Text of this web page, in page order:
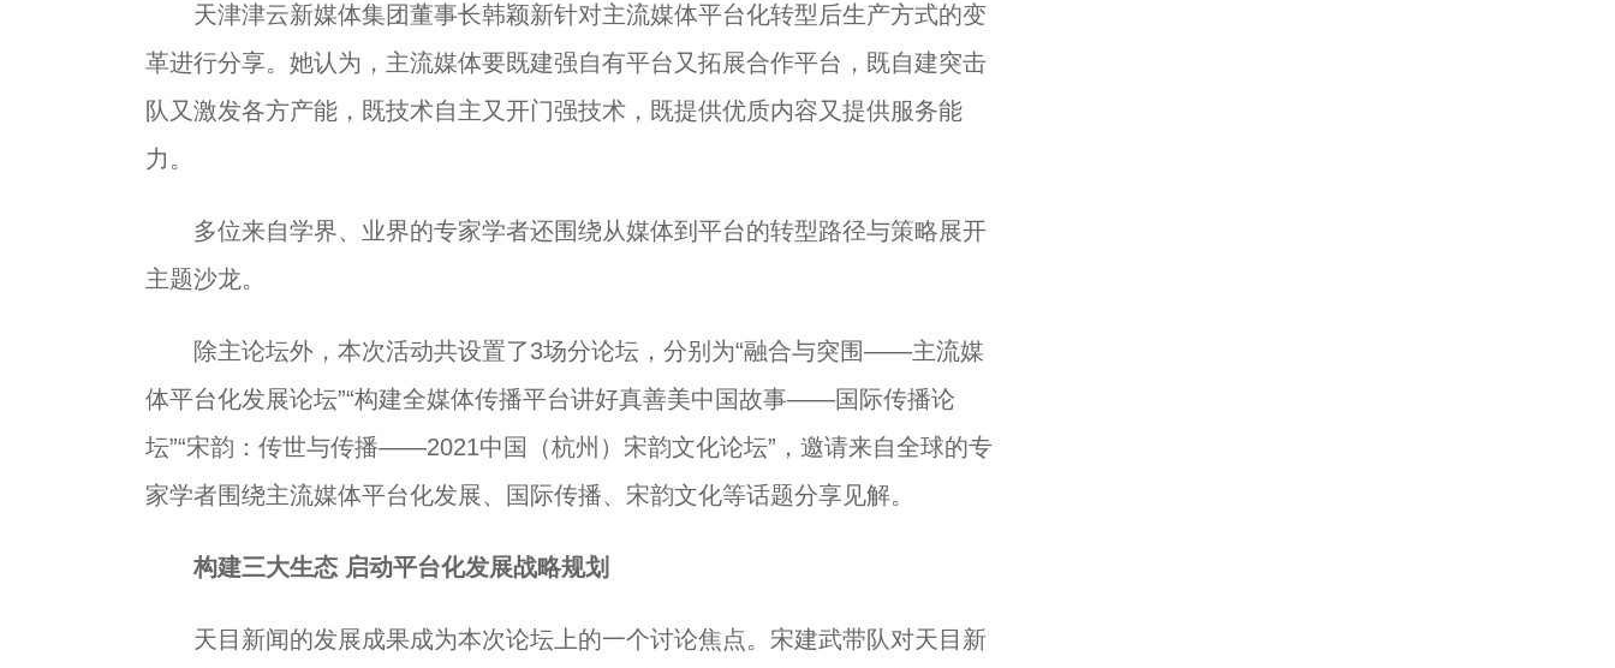
天津津云新媒体集团董事长韩颖新针对主流媒体平台化转型后生产方式的变
革进行分享。她认为，主流媒体要既建强自有平台又拓展合作平台，既自建突击
队又激发各方产能，既技术自主又开门强技术，既提供优质内容又提供服务能
力。
多位来自学界、业界的专家学者还围绕从媒体到平台的转型路径与策略展开
主题沙龙。
除主论坛外，本次活动共设置了3场分论坛，分别为“融合与突围——主流媒
体平台化发展论坛”“构建全媒体传播平台讲好真善美中国故事——国际传播论
坛”“宋韵：传世与传播——2021中国（杭州）宋韵文化论坛”，邀请来自全球的专
家学者围绕主流媒体平台化发展、国际传播、宋韵文化等话题分享见解。
构建三大生态 启动平台化发展战略规划
天目新闻的发展成果成为本次论坛上的一个讨论焦点。宋建武带队对天目新